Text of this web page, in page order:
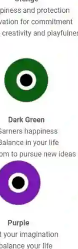
Hvor kan jeg købe